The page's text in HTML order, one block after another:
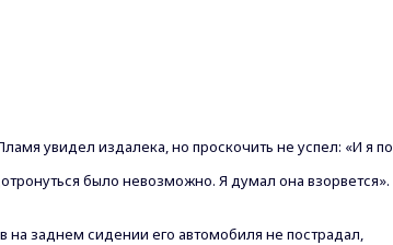
увидел издалека, но проскочить не успел: «И я по
было невозможно. Я думал она взорвется».
на заднем сидении его автомобиля не пострадал,